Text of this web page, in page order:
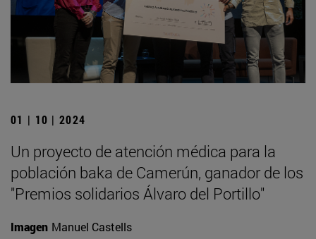
01 | 10 | 2024
Un proyecto de atención médica para la
población baka de Camerún, ganador de los
"Premios solidarios Álvaro del Portillo"
Imagen Manuel Castells